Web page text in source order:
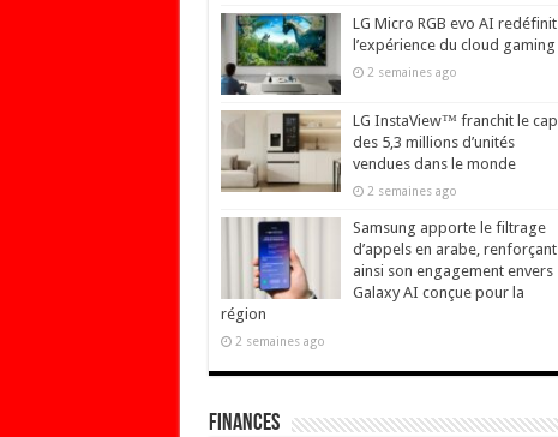
LG Micro RGB evo AI redéfinit
l’expérience du cloud gaming
2 semaines ago
LG InstaView™ franchit le cap
des 5,3 millions d’unités
vendues dans le monde
2 semaines ago
Samsung apporte le filtrage
d’appels en arabe, renforçant
ainsi son engagement envers
Galaxy AI conçue pour la
région
2 semaines ago
Finances